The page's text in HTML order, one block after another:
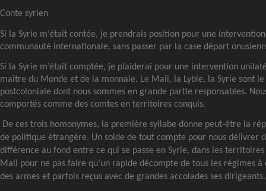
Conte syrien
Si la Syrie m’était contée, je prendrais position pour une
communauté internationale, sans passer par la case départ
Si la Syrie m’était comptée, je plaiderai pour une intervention
maître du Monde et de la monnaie. Le Mali, la Lybie, la Syrie sont
postcoloniale dont nous sommes en grande partie responsables.
comportés comme des comtes en territoires conquis.
De ces trois homonymes, la première syllabe donne peut-être la
de politique étrangère. Un solde de tout compte pour nous délivrer
différence au fond entre ce qui se passe en Syrie, dans les territoires
Mali pour ne pas faire qu’un rapide décompte de tous les régimes à
des armes et parfois reçus avec de grandes accolades ses dirigeants.